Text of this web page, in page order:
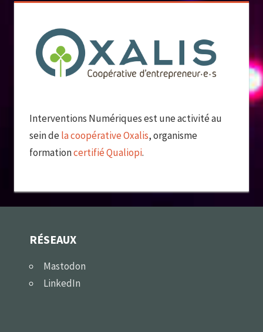
Interventions Numériques est une activité au
sein dela coopérative Oxalis, organisme
formationcertifié Qualiopi.
RÉSEAUX
Mastodon
LinkedIn